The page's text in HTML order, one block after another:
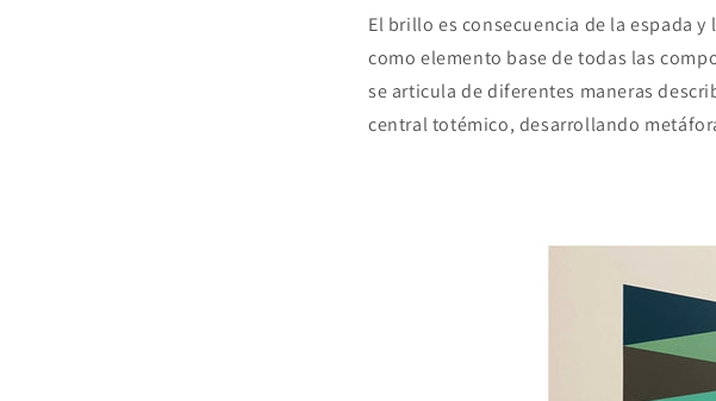
El brillo es consecuencia de la espada
como elemento base de todas las
se articula de diferentes maneras
central totémico, desarrollando